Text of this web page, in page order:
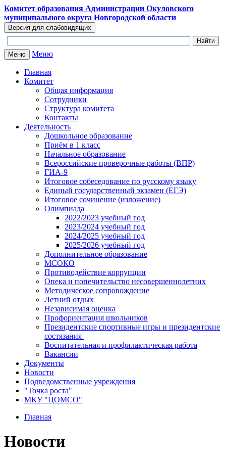
Перейти к основному содержанию
Комитет образования Администрации Окуловского
муниципального округа Новгородской области
Меню Меню
Главная
Комитет
Общая информация
Сотрудники
Структура комитета
Контакты
Деятельность
Дошкольное образование
Приём в 1 класс
Начальное образование
Всероссийские проверочные работы (ВПР)
ГИА-9
Итоговое собеседование по русскому языку
Единый государственный экзамен (ЕГЭ)
Итоговое сочинение (изложение)
Олимпиада
2022/2023 учебный год
2023/2024 учебный год
2024/2025 учебный год
2025/2026 учебный год
Дополнительное образование
МСОКО
Противодействие коррупции
Опека и попечительство несовершеннолетних
Методическое сопровождение
Летний отдых
Независимая оценка
Профориентация школьников
Президентские спортивные игры и президентские
состязания
Воспитательная и профилактическая работа
Вакансии
Документы
Новости
Подведомственные учреждения
"Точка роста"
МКУ "ЦОМСО"
Главная
Новости